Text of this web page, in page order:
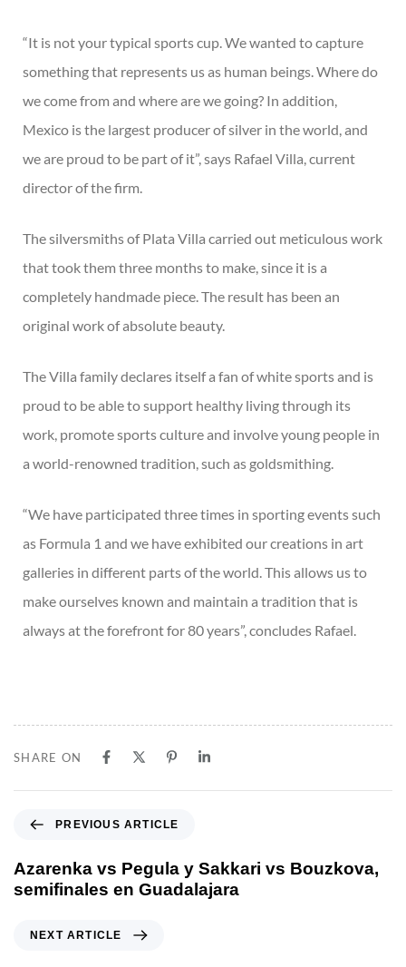
“It is not your typical sports cup. We wanted to capture
something that represents us as human beings. Where do
we come from and where are we going? In addition,
Mexico is the largest producer of silver in the world, and
we are proud to be part of it”, says Rafael Villa, current
director of the firm.
The silversmiths of Plata Villa carried out meticulous work
that took them three months to make, since it is a
completely handmade piece. The result has been an
original work of absolute beauty.
The Villa family declares itself a fan of white sports and is
proud to be able to support healthy living through its
work, promote sports culture and involve young people in
a world-renowned tradition, such as goldsmithing.
“We have participated three times in sporting events such
as Formula 1 and we have exhibited our creations in art
galleries in different parts of the world. This allows us to
make ourselves known and maintain a tradition that is
always at the forefront for 80 years”, concludes Rafael.
SHARE ON
PREVIOUS ARTICLE
Azarenka vs Pegula y Sakkari vs Bouzkova,
semifinales en Guadalajara
NEXT ARTICLE